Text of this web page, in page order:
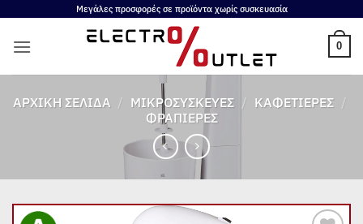
περιεχόμενο
Μεγάλες προσφορές σε προϊόντα χωρίς συσκευασία
0
ΑΡΧΙΚΉ ΣΕΛΊΔΑ / ΜΙΚΡΟΣΥΣΚΕΥΈΣ / ΚΑΦΕΤΙΈΡΕΣ
/
ΦΡΑΠΙΈΡΕΣ